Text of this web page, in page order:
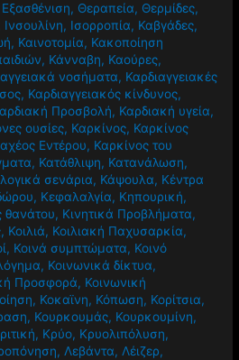
, Θεραπεία, Θερμίδες,
Ινσουλίνη, Ισορροπία, Καβγάδες,
, Καινοτομία, Κακοποίηση
, Κάνναβη, Καούρες,
νοσήματα, Καρδιαγγειακές
, Καρδιαγγειακός κίνδυνος,
Προσβολή, Καρδιακή υγεία,
ουσίες, Καρκίνος, Καρκίνος
Εντέρου, Καρκίνος του
, Κατάθλιψη, Κατανάλωση,
σενάρια, Κάψουλα, Κέντρα
, Κεφαλαλγία, Κηπουρική,
θανάτου, Κινητικά Προβλήματα,
, Κοιλιά, Κοιλιακή Παχυσαρκία,
, Κοινά συμπτώματα, Κοινό
, Κοινωνικά δίκτυα,
Προσφορά, Κοινωνική
, Κοκαϊνη, Κόπωση, Κορίτσια,
, Κουρκουμάς, Κουρκουμίνη,
, Κρύο, Κρυολιπόλυση,
,Λεβάντα,Λέιζερ,